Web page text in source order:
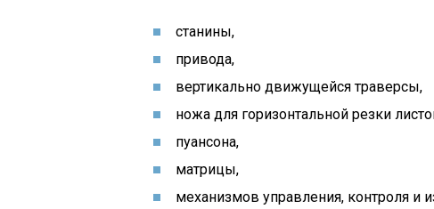
станины,
привода,
вертикально движущейся траверсы,
ножа для горизонтальной резки
пуансона,
матрицы,
механизмов управления, контроля и